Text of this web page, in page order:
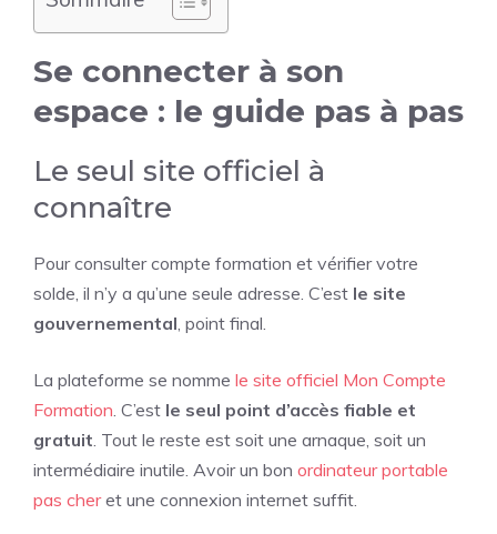
Se connecter à son
espace : le guide pas à pas
Le seul site officiel à
connaître
Pour consulter compte formation et vérifier votre
solde, il n’y a qu’une seule adresse. C’est le site
gouvernemental, point final.
La plateforme se nomme le site officiel Mon Compte
Formation. C’est le seul point d’accès fiable et
gratuit. Tout le reste est soit une arnaque, soit un
intermédiaire inutile. Avoir un bon ordinateur portable
pas cheret une connexion internet suffit.